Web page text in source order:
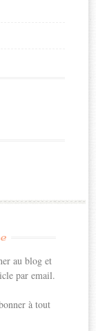
au blog et
par email.
à tout